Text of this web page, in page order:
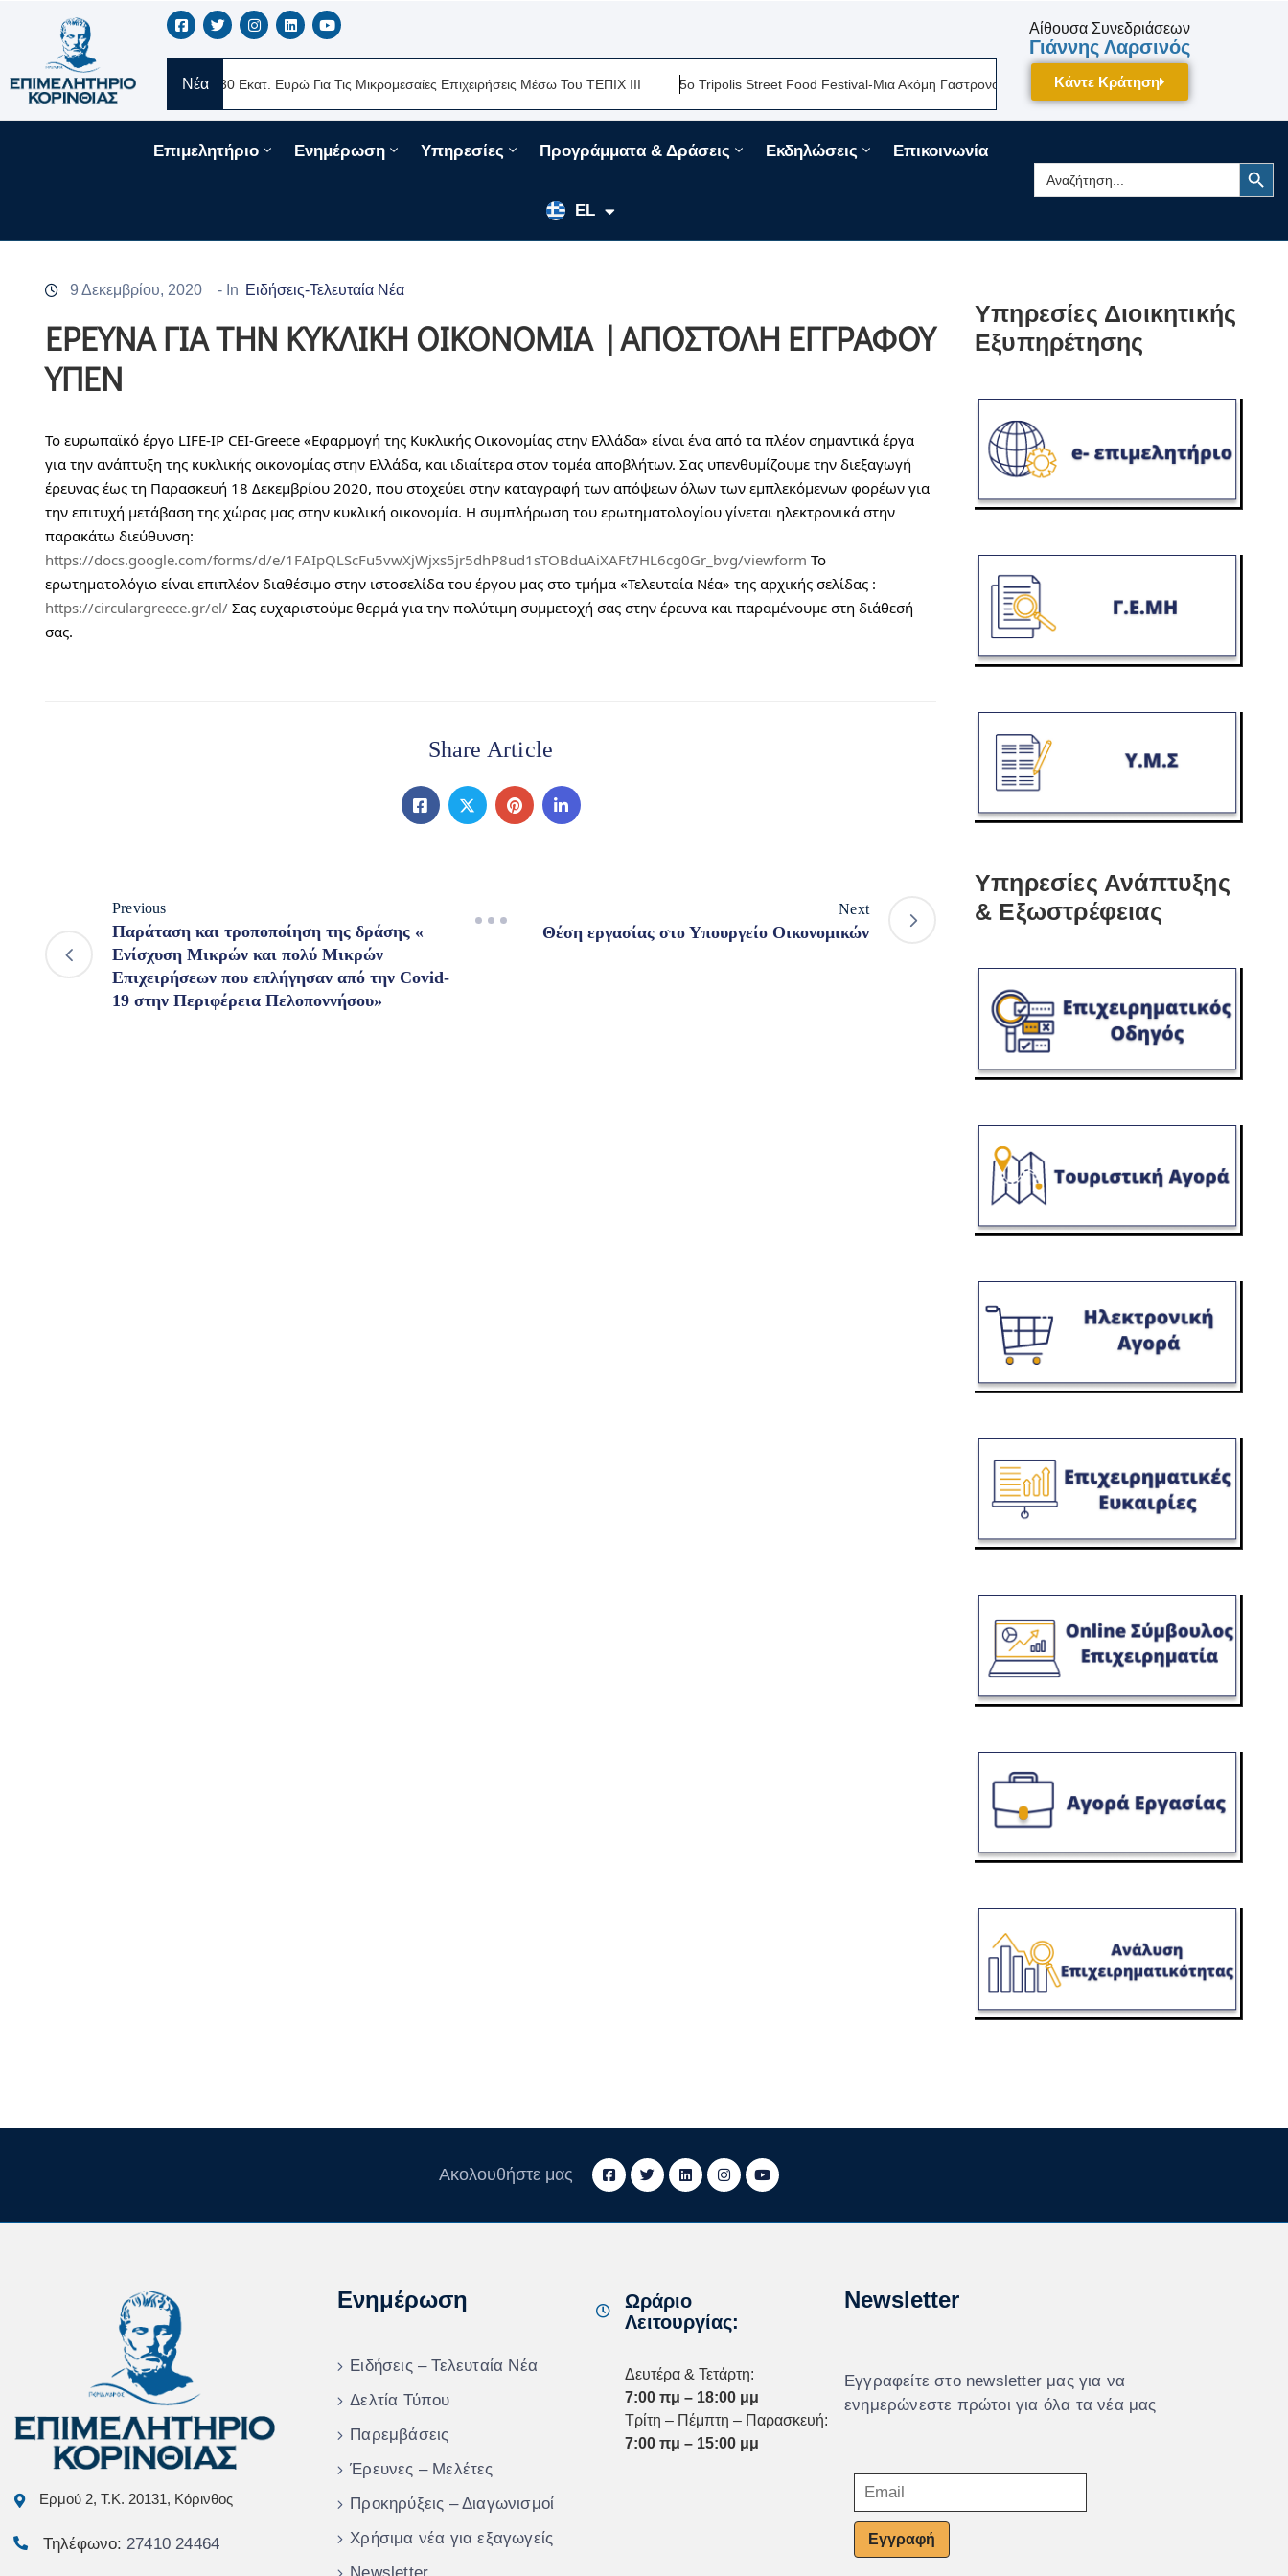
Νέα
Ελλάς Νέα Δάνεια 330 Εκατ. Ευρώ Για Τις Μικρομεσαίες Επιχειρήσεις Μέσω Του ΤΕΠΙΧ ΙΙΙ 5ο Tripolis Street Food Festival-Μια Ακόμη Γαστρονομική Γιορτή Της Πελοποννήσου Δίνει Ραντεβού Τον
Αίθουσα Συνεδριάσεων
Γιάννης Λαρσινός
Κάντε Κράτηση
Επιμελητήριο Ενημέρωση Υπηρεσίες Προγράμματα & Δράσεις Εκδηλώσεις Επικοινωνία
EL
EN
FR
Search
for:
Search Button
9 Δεκεμβρίου, 2020 - In Ειδήσεις-Τελευταία Νέα
ΕΡΕΥΝΑ ΓΙΑ ΤΗΝ ΚΥΚΛΙΚΗ ΟΙΚΟΝΟΜΙΑ | ΑΠΟΣΤΟΛΗ ΕΓΓΡΑΦΟΥ
ΥΠΕΝ
Το ευρωπαϊκό έργο LIFE-IP CEI-Greece «Εφαρμογή της Κυκλικής Οικονομίας στην Ελλάδα» είναι ένα από τα πλέον σημαντικά έργα
για την ανάπτυξη της κυκλικής οικονομίας στην Ελλάδα, και ιδιαίτερα στον τομέα αποβλήτων. Σας υπενθυμίζουμε την διεξαγωγή
έρευνας έως τη Παρασκευή 18 Δεκεμβρίου 2020, που στοχεύει στην καταγραφή των απόψεων όλων των εμπλεκόμενων φορέων για
την επιτυχή μετάβαση της χώρας μας στην κυκλική οικονομία. Η συμπλήρωση του ερωτηματολογίου γίνεται ηλεκτρονικά στην
https://docs.google.com/forms/d/e/1FAIpQLScFu5vwXjWjxs5jr5dhP8ud1sTOBduAiXAFt7HL6cg0Gr_bvg/viewform Το
https://circulargreece.gr/el/ Σας ευχαριστούμε θερμά για την πολύτιμη συμμετοχή σας στην έρευνα και παραμένουμε στη διάθεσή
σας.
Share Article
Previous
Παράταση και τροποποίηση της δράσης «
Ενίσχυση Μικρών και πολύ Μικρών
Επιχειρήσεων που επλήγησαν από την Covid-
19 στην Περιφέρεια Πελοποννήσου»
Next
Θέση εργασίας στο Υπουργείο Οικονομικών
Υπηρεσίες Διοικητικής
Εξυπηρέτησης
Υπηρεσίες Ανάπτυξης
& Εξωστρέφειας
Ακολουθήστε μας
Ερμού 2, Τ.Κ. 20131, Κόρινθος
Τηλέφωνο: 27410 24464
Ενημέρωση
Ειδήσεις – Τελευταία Νέα
Δελτία Τύπου
Παρεμβάσεις
Έρευνες – Μελέτες
Προκηρύξεις – Διαγωνισμοί
Χρήσιμα νέα για εξαγωγείς
Ωράριο
Λειτουργίας:
Δευτέρα & Τετάρτη:
7:00 πμ – 18:00 μμ
Τρίτη – Πέμπτη – Παρασκευή:
7:00 πμ – 15:00 μμ
Newsletter
Εγγραφείτε στο newsletter μας για να
ενημερώνεστε πρώτοι για όλα τα νέα μας
Εγγραφή